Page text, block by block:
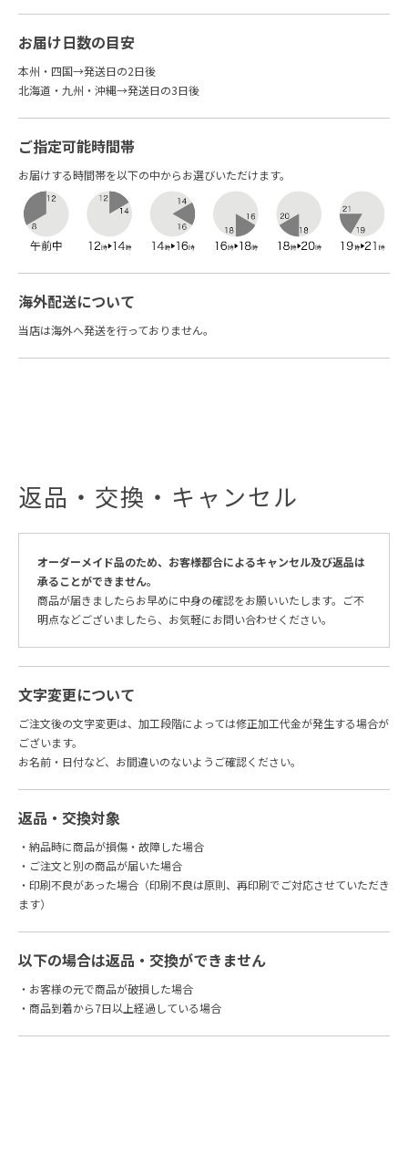
お届け日数の目安
本州・四国→発送日の2日後
北海道・九州・沖縄→発送日の3日後
ご指定可能時間帯
お届けする時間帯を以下の中からお選びいただけます。
海外配送について
当店は海外へ発送を行っておりません。
返品・交換・キャンセル
オーダーメイド品のため、お客様都合によるキャンセル及び返品は
承ることができません。
商品が届きましたらお早めに中身の確認をお願いいたします。ご不
明点などございましたら、お気軽にお問い合わせください。
文字変更について
ご注文後の文字変更は、加工段階によっては修正加工代金が発生する場合が
ございます。
お名前・日付など、お間違いのないようご確認ください。
返品・交換対象
・納品時に商品が損傷・故障した場合
・ご注文と別の商品が届いた場合
・印刷不良があった場合（印刷不良は原則、再印刷でご対応させていただき
ます）
以下の場合は返品・交換ができません
・お客様の元で商品が破損した場合
・商品到着から7日以上経過している場合